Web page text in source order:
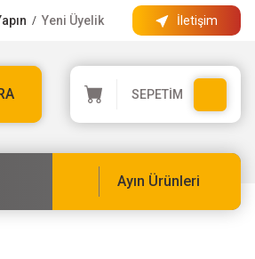
/ Yeni Üyelik İletişim
SEPETİM
Ayın Ürünleri